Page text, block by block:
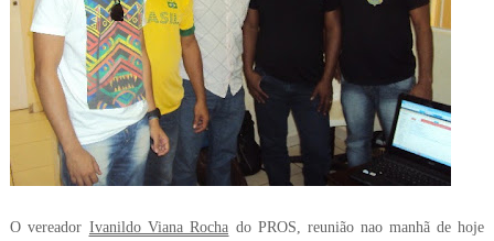
O vereador Ivanildo Viana Rocha do PROS, reunião nao manhã de hoje